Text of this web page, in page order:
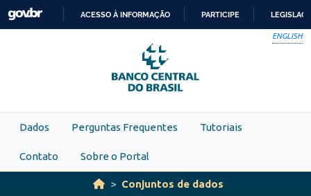
Skip to main content
PARA
O
CONTEÚDO
ACESSO À INFORMAÇÃO PARTICIPE
ENGLISH
Dados Perguntas Frequentes Tutoriais
Contato Sobre o Portal
Conjuntos de dados